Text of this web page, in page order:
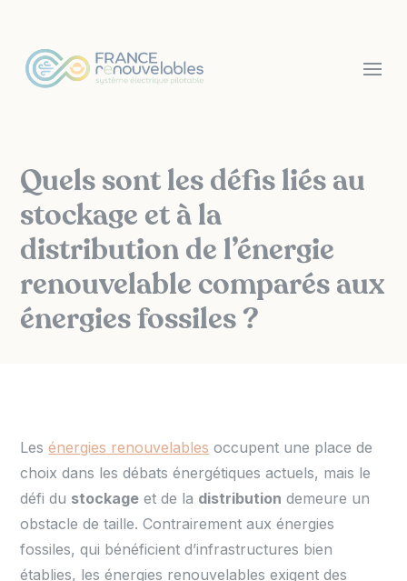
Quels sont les défis liés au
stockage et à la
distribution de l’énergie
renouvelable comparés aux
énergies fossiles ?
Lesénergies renouvelables occupent une place de
choix dans les débats énergétiques actuels, mais le
défi du stockage et de la distribution demeure un
obstacle de taille. Contrairement aux énergies
fossiles, qui bénéficient d’infrastructures bien
établies, les énergies renouvelables exigent des